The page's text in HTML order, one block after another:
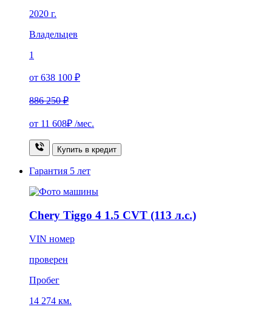
2020 г.
Владельцев
1
от 638 100 ₽
886 250 ₽
от 11 608₽ /мес.
Купить в кредит
Гарантия 5 лет
Chery Tiggo 4 1.5 CVT (113 л.с.)
VIN номер
проверен
Пробег
14 274 км.